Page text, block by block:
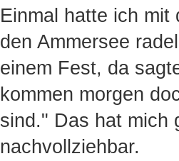
Einmal hatte ich mit
den Ammersee
einem Fest, da
kommen morgen
sind." Das hat mich
nachvollziehbar.